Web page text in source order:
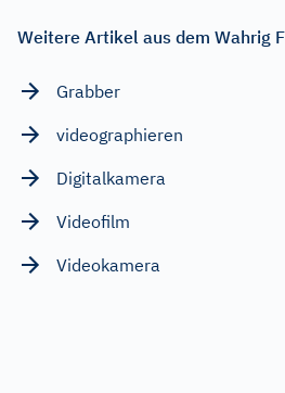
Weitere Artikel aus dem Wahrig
Grabber
videographieren
Digitalkamera
Videofilm
Videokamera